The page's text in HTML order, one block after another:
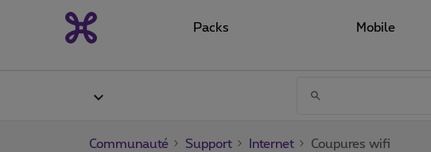
Packs Mobile
Communauté Support Internet Coupures wifi